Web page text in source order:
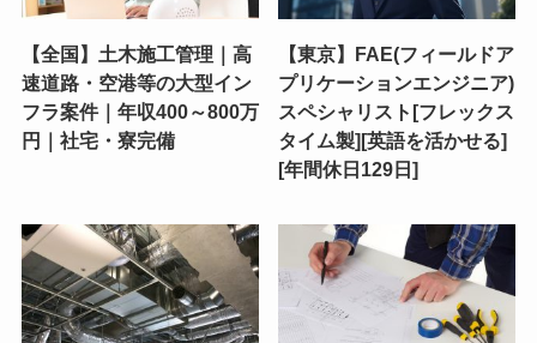
【全国】土木施工管理｜高
速道路・空港等の大型イン
フラ案件｜年収400～800万
円｜社宅・寮完備
【東京】FAE(フィールドア
プリケーションエンジニア)
スペシャリスト[フレックス
タイム製][英語を活かせる]
[年間休日129日]